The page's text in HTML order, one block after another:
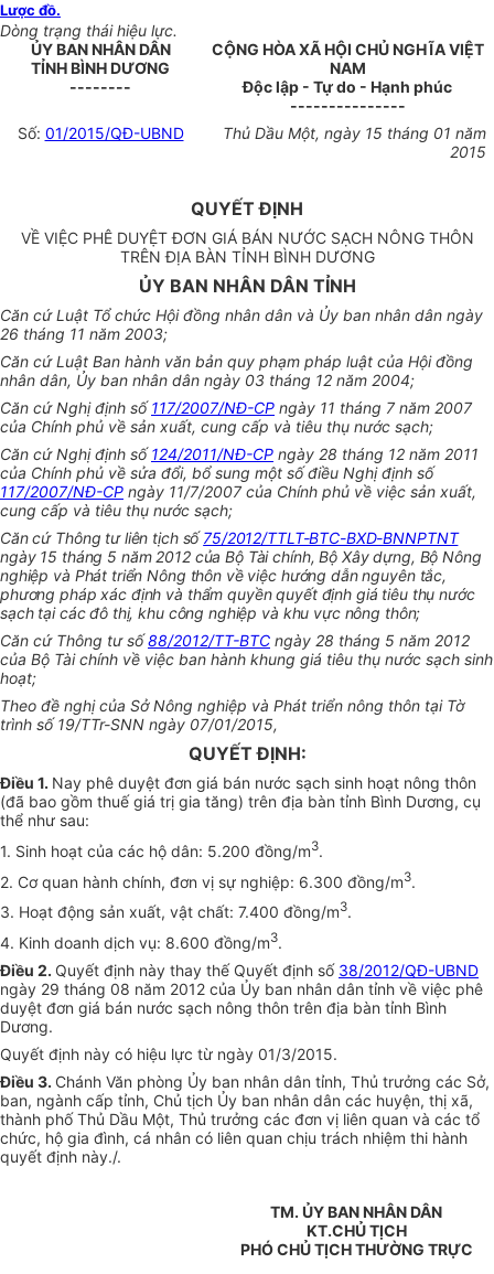
Lược đồ.
Dòng trạng thái hiệu lực.
ỦY BAN NHÂN DÂN
TỈNH BÌNH DƯƠNG
--------
CỘNG HÒA XÃ HỘI CHỦ NGHĨA VIỆT
NAM
Độc lập - Tự do - Hạnh phúc
---------------
Số: 01/2015/QĐ-UBND
Thủ Dầu Một, ngày 15 tháng 01 năm
2015
QUYẾT ĐỊNH
VỀ VIỆC PHÊ DUYỆT ĐƠN GIÁ BÁN NƯỚC SẠCH NÔNG THÔN
TRÊN ĐỊA BÀN TỈNH BÌNH DƯƠNG
ỦY BAN NHÂN DÂN TỈNH
Căn cứ Luật Tổ chức Hội đồng nhân dân và Ủy ban nhân dân ngày
26 tháng 11 năm 2003;
Căn cứ Luật Ban hành văn bản quy phạm pháp luật của Hội đồng
nhân dân, Ủy ban nhân dân ngày 03 tháng 12 năm 2004;
Căn cứ Nghị định số117/2007/NĐ-CP ngày 11 tháng 7 năm 2007
của Chính phủ về sản xuất, cung cấp và tiêu thụ nước sạch;
Căn cứ Nghị định số124/2011/NĐ-CP ngày 28 tháng 12 năm 2011
của Chính phủ về sửa đổi, bổ sung một số điều Nghị định số
117/2007/NĐ-CP ngày 11/7/2007 của Chính phủ về việc sản xuất,
cung cấp và tiêu thụ nước sạch;
Căn cứ Thông tư liên tịch số75/2012/TTLT-BTC-BXD-BNNPTNT
ngày 15 tháng 5 năm 2012 của Bộ Tài chính, Bộ Xây dựng, Bộ Nông
nghiệp và Phát triển Nông thôn về việc hướng dẫn nguyên tắc,
phương pháp xác định và thẩm quyền quyết định giá tiêu thụ nước
sạch tại các đô thị, khu công nghiệp và khu vực nông thôn;
Căn cứ Thông tư số88/2012/TT-BTC ngày 28 tháng 5 năm 2012
của Bộ Tài chính về việc ban hành khung giá tiêu thụ nước sạch sinh
hoạt;
Theo đề nghị của Sở Nông nghiệp và Phát triển nông thôn tại Tờ
trình số 19/TTr-SNN ngày 07/01/2015,
QUYẾT ĐỊNH:
Điều 1. Nay phê duyệt đơn giá bán nước sạch sinh hoạt nông thôn
(đã bao gồm thuế giá trị gia tăng) trên địa bàn tỉnh Bình Dương, cụ
thể như sau:
1. Sinh hoạt của các hộ dân: 5.200 đồng/m3.
2. Cơ quan hành chính, đơn vị sự nghiệp: 6.300 đồng/m3.
3. Hoạt động sản xuất, vật chất: 7.400 đồng/m3.
4. Kinh doanh dịch vụ: 8.600 đồng/m3.
Điều 2. Quyết định này thay thế Quyết định số 38/2012/QĐ-UBND
ngày 29 tháng 08 năm 2012 của Ủy ban nhân dân tỉnh về việc phê
duyệt đơn giá bán nước sạch nông thôn trên địa bàn tỉnh Bình
Dương.
Quyết định này có hiệu lực từ ngày 01/3/2015.
Điều 3. Chánh Văn phòng Ủy ban nhân dân tỉnh, Thủ trưởng các Sở,
ban, ngành cấp tỉnh, Chủ tịch Ủy ban nhân dân các huyện, thị xã,
thành phố Thủ Dầu Một, Thủ trưởng các đơn vị liên quan và các tổ
chức, hộ gia đình, cá nhân có liên quan chịu trách nhiệm thi hành
quyết định này./.
TM. ỦY BAN NHÂN DÂN
KT.CHỦ TỊCH
PHÓ CHỦ TỊCH THƯỜNG TRỰC